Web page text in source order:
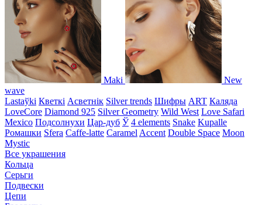
Maki
New
wave
Lastaўki Кветкі Асветнiк Silver trends Шифры ART Каляда
LoveCore Diamond 925 Silver Geometry Wild West Love Safari
Mexico Подсолнухи Цар-дуб Ў 4 elements Snake Kupalle
Ромашки Sfera Caffe-latte Caramel Accent Double Space Moon
Mystic
Все украшения
Кольца
Серьги
Подвески
Цепи